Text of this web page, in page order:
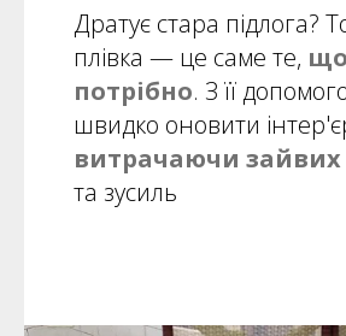
Дратує стара підлога?
плівка — це саме те,
потрібно. З її
швидко оновити
витрачаючи
та зусиль